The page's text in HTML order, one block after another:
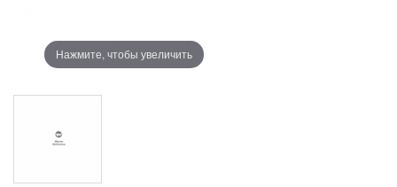
Нажмите, чтобы увеличить